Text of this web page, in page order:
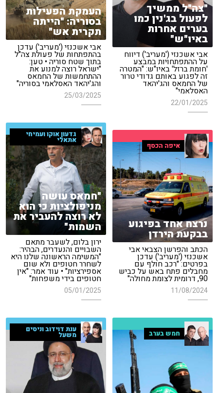
העמקת הפעילות
בסוריה: "הייתה
תקרית אש"
אבי אשכנזי ('מעריב') עדכן
בהתפתחות של פעולת צה"ל
בתוך שטח סוריה • טען:
"ישראל רוצה למנוע את
ההתחמשות של החמאס
והג'יהאד האסלאמי בסוריה"
25/03/2025
"צה"ל ממשיך
לפעול בג'נין כמו
בערים אחרות
באיו"ש"
אבי אשכנזי ('מעריב') דיווח
על ההתפתחויות במבצע
'חומת ברזל' באיו"ש: "המטרה
זה לפגוע באותם גדודי טרור
של החמאס והג'יהאד
האסלאמי"
22/01/2025
גדעון אוקו ועמיחי
אתאלי
"חמאס עושה
מניפולציות כי הוא
לא רוצה להעביר את
השמות"
ירון בלום, לשעבר מתאם
השבויים והנעדרים, הבהיר:
"המשימה הראשונה שלנו היא
לשחרר חטופים ולא שום
אספירציות" • עוד אמר: "אין
חטופים בידי משפחות"
05/01/2025
איפה הכסף
נרצח אחד בפיגוע
בבקעת הירדן
הכתב והפרשן הצבאי אבי
אשכנזי ('מעריב') עדכן
בפרטים: "רכב חולף עם
מחבלים פתח באש על כביש
90, דרומית לצומת מחולה"
11/08/2024
חמש בערב ענת דוידוב וניסים
משעל